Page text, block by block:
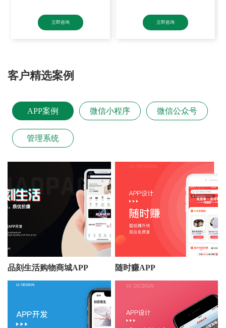
立即咨询 立即咨询
客户精选案例
APP案例 微信小程序 微信公众号
管理系统
品刻生活购物商城APP 随时赚APP